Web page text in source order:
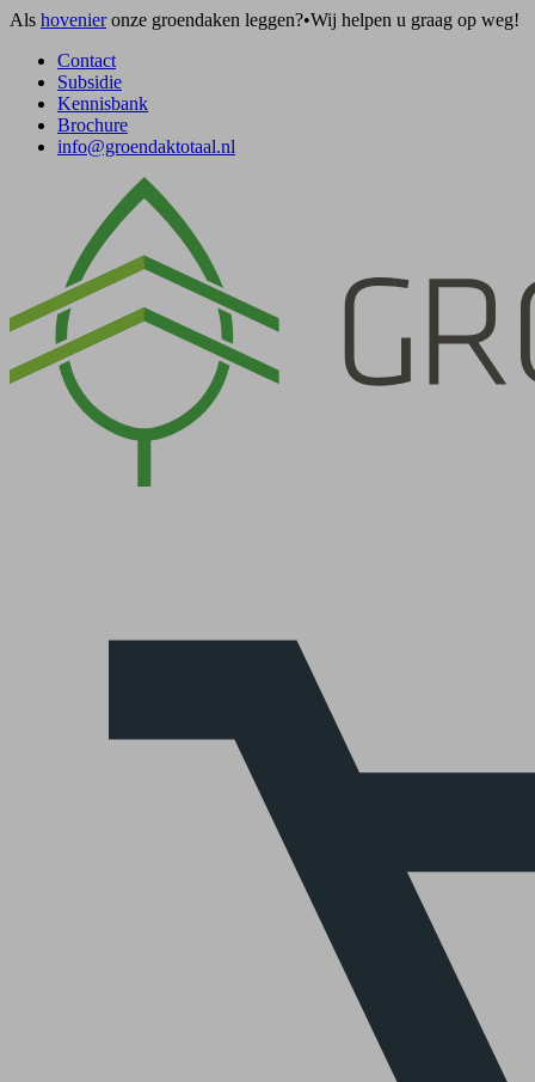
Als hovenieronze groendaken leggen?•Wij helpen u graag op weg!
Contact
Subsidie
Kennisbank
Brochure
info@groendaktotaal.nl